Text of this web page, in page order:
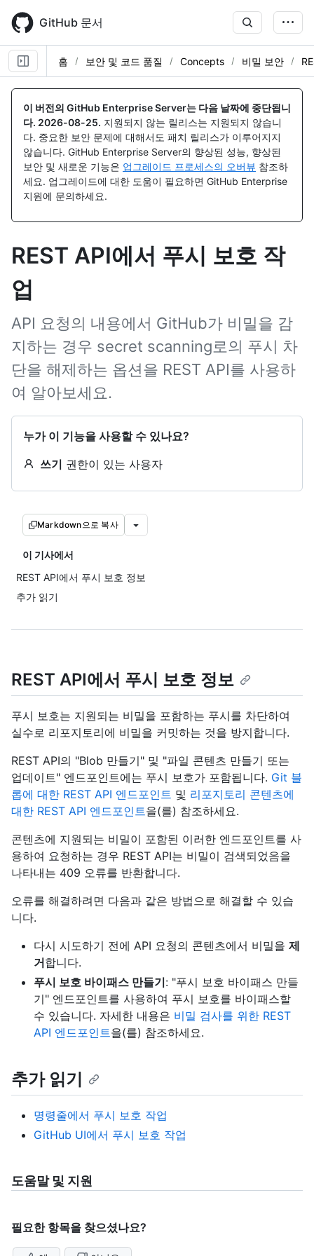
main
content
GitHub 문서
홈 보안 및 코드 품질 Concepts 비밀 보안
이 버전의 GitHub Enterprise Server는 다음 날짜에 중단됩니
다. 2026-08-25. 지원되지 않는 릴리스는 지원되지 않습니
다. 중요한 보안 문제에 대해서도 패치 릴리스가 이루어지지
않습니다. GitHub Enterprise Server의 향상된 성능, 향상된
보안 및 새로운 기능은 업그레이드 프로세스의 오버뷰 참조하
세요. 업그레이드에 대한 도움이 필요하면 GitHub Enterprise
지원에 문의하세요.
REST API에서 푸시 보호 작
업
API 요청의 내용에서 GitHub가 비밀을 감
지하는 경우 secret scanning로의 푸시 차
단을 해제하는 옵션을 REST API를 사용하
여 알아보세요.
누가 이 기능을 사용할 수 있나요?
쓰기 권한이 있는 사용자
Markdown으로 복사
이 기사에서
REST API에서 푸시 보호 정보
추가 읽기
REST API에서 푸시 보호 정보
푸시 보호는 지원되는 비밀을 포함하는 푸시를 차단하여
실수로 리포지토리에 비밀을 커밋하는 것을 방지합니다.
REST API의 "Blob 만들기" 및 "파일 콘텐츠 만들기 또는
업데이트" 엔드포인트에는 푸시 보호가 포함됩니다. Git 블
롭에 대한 REST API 엔드포인트 및 리포지토리 콘텐츠에
대한 REST API 엔드포인트을(를) 참조하세요.
콘텐츠에 지원되는 비밀이 포함된 이러한 엔드포인트를 사
용하여 요청하는 경우 REST API는 비밀이 검색되었음을
나타내는 409 오류를 반환합니다.
오류를 해결하려면 다음과 같은 방법으로 해결할 수 있습
니다.
다시 시도하기 전에 API 요청의 콘텐츠에서 비밀을 제
거합니다.
푸시 보호 바이패스 만들기: "푸시 보호 바이패스 만들
기" 엔드포인트를 사용하여 푸시 보호를 바이패스할
수 있습니다. 자세한 내용은 비밀 검사를 위한 REST
API 엔드포인트을(를) 참조하세요.
추가 읽기
명령줄에서 푸시 보호 작업
GitHub UI에서 푸시 보호 작업
도움말 및 지원
필요한 항목을 찾으셨나요?